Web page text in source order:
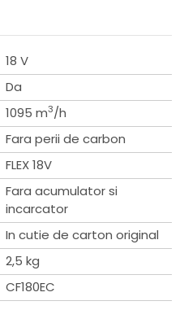
18 V
Da
1095 m3/h
Fara perii de carbon
FLEX 18V
Fara acumulator si
incarcator
In cutie de carton original
2,5 kg
CF180EC